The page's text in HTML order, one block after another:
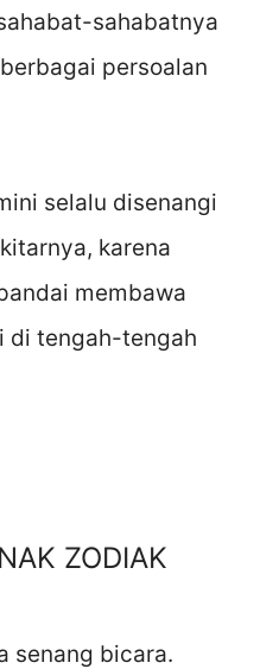
sahabatnya
persoalan
selalu disenangi
karena
membawa
di tengah-tengah
ZODIAK
senang bicara.